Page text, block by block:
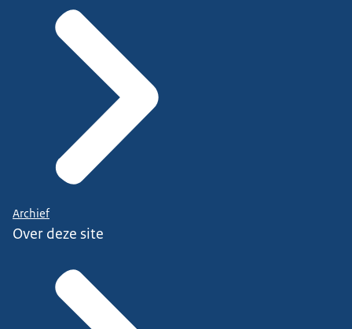
Archief
Over deze site